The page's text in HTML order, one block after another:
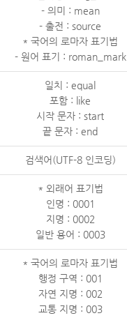
- 의미 : mean
- 출전 : source
* 국어의 로마자 표기법
- 원어 표기 : roman_mark
일치 : equal
포함 : like
시작 문자 : start
끝 문자 : end
검색어(UTF-8 인코딩)
* 외래어 표기법
인명 : 0001
지명 : 0002
일반 용어 : 0003
* 국어의 로마자 표기법
행정 구역 : 001
자연 지명 : 002
교통 지명 : 003